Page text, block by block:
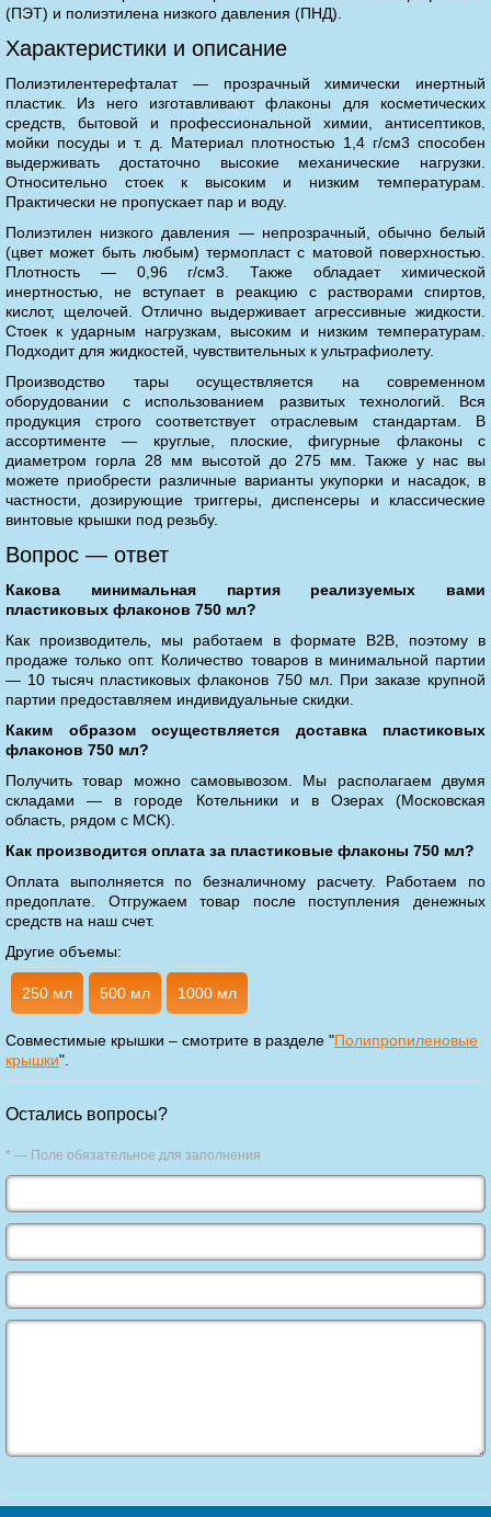
(ПЭТ) и полиэтилена низкого давления (ПНД).
Характеристики и описание
Полиэтилентерефталат — прозрачный химически инертный
пластик. Из него изготавливают флаконы для косметических
средств, бытовой и профессиональной химии, антисептиков,
мойки посуды и т. д. Материал плотностью 1,4 г/см3 способен
выдерживать достаточно высокие механические нагрузки.
Относительно стоек к высоким и низким температурам.
Практически не пропускает пар и воду.
Полиэтилен низкого давления — непрозрачный, обычно белый
(цвет может быть любым) термопласт с матовой поверхностью.
Плотность — 0,96 г/см3. Также обладает химической
инертностью, не вступает в реакцию с растворами спиртов,
кислот, щелочей. Отлично выдерживает агрессивные жидкости.
Стоек к ударным нагрузкам, высоким и низким температурам.
Подходит для жидкостей, чувствительных к ультрафиолету.
Производство тары осуществляется на современном
оборудовании с использованием развитых технологий. Вся
продукция строго соответствует отраслевым стандартам. В
ассортименте — круглые, плоские, фигурные флаконы с
диаметром горла 28 мм высотой до 275 мм. Также у нас вы
можете приобрести различные варианты укупорки и насадок, в
частности, дозирующие триггеры, диспенсеры и классические
винтовые крышки под резьбу.
Вопрос — ответ
Какова минимальная партия реализуемых вами
пластиковых флаконов 750 мл?
Как производитель, мы работаем в формате В2В, поэтому в
продаже только опт. Количество товаров в минимальной партии
— 10 тысяч пластиковых флаконов 750 мл. При заказе крупной
партии предоставляем индивидуальные скидки.
Каким образом осуществляется доставка пластиковых
флаконов 750 мл?
Получить товар можно самовывозом. Мы располагаем двумя
складами — в городе Котельники и в Озерах (Московская
область, рядом с МСК).
Как производится оплата за пластиковые флаконы 750 мл?
Оплата выполняется по безналичному расчету. Работаем по
предоплате. Отгружаем товар после поступления денежных
средств на наш счет.
Другие объемы:
250 мл 500 мл 1000 мл
Совместимые крышки – смотрите в разделе "Полипропиленовые
крышки".
Остались вопросы?
* — Поле обязательное для заполнения